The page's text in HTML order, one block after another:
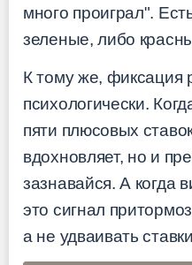
много проиграл".
зеленые, либо
К тому же, фиксация
психологически.
пяти плюсовых
вдохновляет, но и
зазнавайся. А когда
это сигнал
а не удваивать